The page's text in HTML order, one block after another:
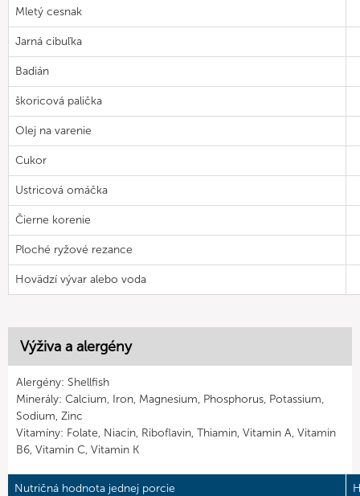
Mletý cesnak
Jarná cibuľka
Badián
škoricová palička
Olej na varenie
Cukor
Ustricová omáčka
Čierne korenie
Ploché ryžové rezance
Hovädzí vývar alebo voda
Výživa a alergény
Alergény: Shellfish
Minerály: Calcium, Iron, Magnesium, Phosphorus, Potassium,
Sodium, Zinc
Vitamíny: Folate, Niacin, Riboflavin, Thiamin, Vitamin A, Vitamin
B6, Vitamin C, Vitamin K
Nutričná hodnota jednej porcie